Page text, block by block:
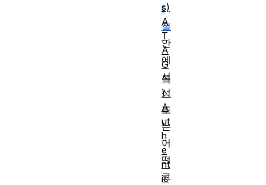
f
절
안
에
서
)
또
는
어
떤
코
s)
A
T
A
G
특
성
A
ut
h
e
nt
ic